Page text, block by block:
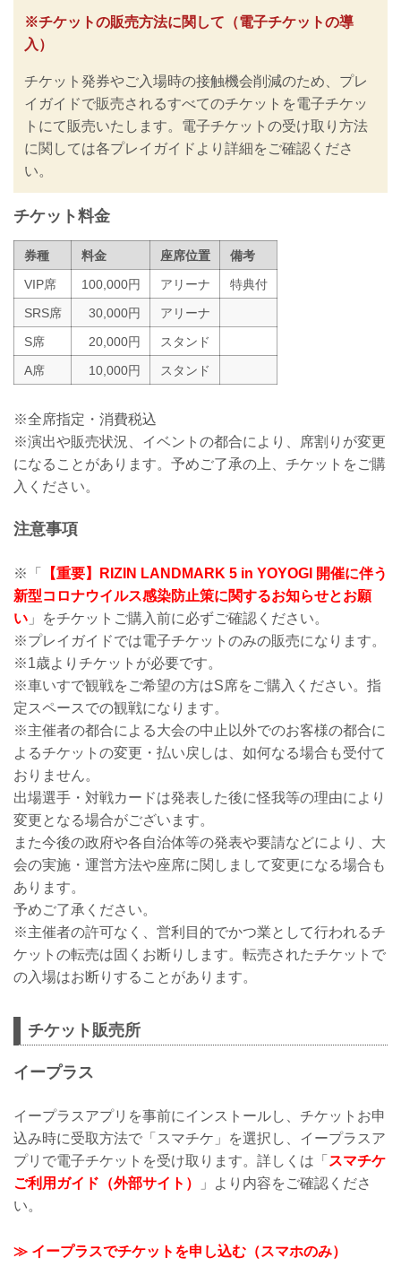
を問わず個人の判断に委ねる方針を決定
しました。
を見直し、更新いたしましたのでお知ら
せいたします。
※なおこれらの内容は、今後の政府や各
自治体等の発表や要請に基づき、大会の
実施・運用方法や座席に関して変更が発
※チケットの販売方法に関して（電子チケットの導
入）
チケット発券やご入場時の接触機会削減のため、プレ
イガイドで販売されるすべてのチケットを電子チケッ
トにて販売いたします。電子チケットの受け取り方法
に関しては各プレイガイドより詳細をご確認くださ
い。
チケット料金
券種 料金 座席位置
備考
VIP席
100,000円 アリーナ
特典付
SRS席
30,000円
アリーナ
S席
20,000円
スタンド
A席
10,000円 スタンド
※全席指定・消費税込
※演出や販売状況、イベントの都合により、席割りが変更
になることがあります。予めご了承の上、チケットをご購
入ください。
注意事項
※「
【重要】RIZIN LANDMARK 5 in YOYOGI 開催に伴う
新型コロナウイルス感染防止策に関するお知らせとお願
い 」をチケットご購入前に必ずご確認ください。
※プレイガイドでは電子チケットのみの販売になります。
※1歳よりチケットが必要です。
※車いすで観戦をご希望の方はS席をご購入ください。指
定スペースでの観戦になります。
※主催者の都合による大会の中止以外でのお客様の都合に
よるチケットの変更・払い戻しは、如何なる場合も受付て
おりません。
出場選手・対戦カードは発表した後に怪我等の理由により
変更となる場合がございます。
また今後の政府や各自治体等の発表や要請などにより、大
会の実施・運営方法や座席に関しまして変更になる場合も
あります。
予めご了承ください。
※主催者の許可なく、営利目的でかつ業として行われるチ
ケットの転売は固くお断りします。転売されたチケットで
の入場はお断りすることがあります。
チケット販売所
イープラス
イープラスアプリを事前にインストールし、チケットお申
込み時に受取方法で「スマチケ」を選択し、イープラスア
プリで電子チケットを受け取ります。詳しくは「 スマチケ
ご利用ガイド（外部サイト）
」より内容をご確認くださ
い。
≫ イープラスでチケットを申し込む（スマホのみ）